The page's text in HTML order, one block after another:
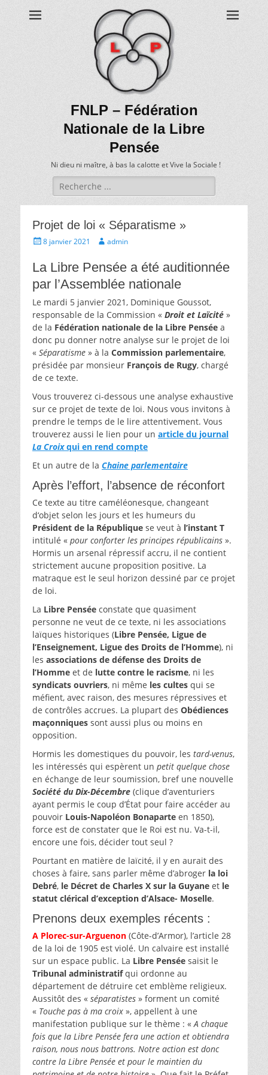
FNLP – Fédération
Nationale de la Libre
Pensée
Ni dieu ni maître, à bas la calotte et Vive la Sociale !
Recherche
de:
Projet de loi « Séparatisme »
Écrit8 janvier 2021 Auteur
admin
La Libre Pensée a été auditionnée
par l’Assemblée nationale
Le mardi 5 janvier 2021, Dominique Goussot,
responsable de la Commission « Droit et Laïcité »
de la Fédération nationale de la Libre Pensée a
donc pu donner notre analyse sur le projet de loi
« Séparatisme » à la Commission parlementaire,
présidée par monsieur François de Rugy, chargé
de ce texte.
Vous trouverez ci-dessous une analyse exhaustive
sur ce projet de texte de loi. Nous vous invitons à
prendre le temps de le lire attentivement. Vous
trouverez aussi le lien pour un article du journal
La Croixqui en rend compte
Et un autre de la Chaine parlementaire
Après l’effort, l’absence de réconfort
Ce texte au titre caméléonesque, changeant
d‘objet selon les jours et les humeurs du
Président de la République se veut à l’instant T
intitulé « pour conforter les principes républicains ».
Hormis un arsenal répressif accru, il ne contient
strictement aucune proposition positive. La
matraque est le seul horizon dessiné par ce projet
de loi.
La Libre Pensée constate que quasiment
personne ne veut de ce texte, ni les associations
laïques historiques (Libre Pensée, Ligue de
l’Enseignement, Ligue des Droits de l’Homme), ni
les associations de défense des Droits de
l’Homme et de lutte contre le racisme, ni les
syndicats ouvriers, ni même les cultes qui se
méfient, avec raison, des mesures répressives et
de contrôles accrues. La plupart des Obédiences
maçonniques sont aussi plus ou moins en
opposition.
Hormis les domestiques du pouvoir, les tard-venus,
les intéressés qui espèrent un petit quelque chose
en échange de leur soumission, bref une nouvelle
Société du Dix-Décembre (clique d’aventuriers
ayant permis le coup d’État pour faire accéder au
pouvoir Louis-Napoléon Bonaparte en 1850),
force est de constater que le Roi est nu. Va-t-il,
encore une fois, décider tout seul ?
Pourtant en matière de laïcité, il y en aurait des
choses à faire, sans parler même d’abroger la loi
Debré, le Décret de Charles X sur la Guyane et le
statut clérical d’exception d’Alsace- Moselle.
Prenons deux exemples récents :
A Plorec-sur-Arguenon (Côte-d’Armor), l’article 28
de la loi de 1905 est violé. Un calvaire est installé
sur un espace public. La Libre Pensée saisit le
Tribunal administratifqui ordonne au
département de détruire cet emblème religieux.
Aussitôt des « séparatistes » forment un comité
« Touche pas à ma croix », appellent à une
manifestation publique sur le thème : «A chaque
fois que la Libre Pensée fera une action et obtiendra
raison, nous nous battrons. Notre action est donc
contre la Libre Pensée et pour le maintien du